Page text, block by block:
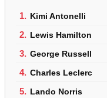
1. Kimi Antonelli
2. Lewis Hamilton
3. George Russell
4. Charles Leclerc
5. Lando Norris